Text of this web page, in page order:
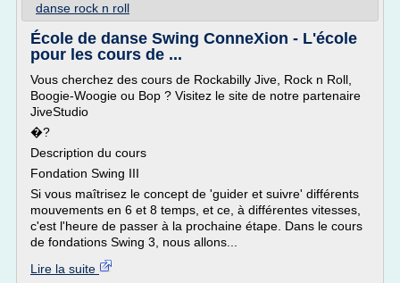
danse rock n roll
École de danse Swing ConneXion - L'école
pour les cours de ...
Vous cherchez des cours de Rockabilly Jive, Rock n Roll,
Boogie-Woogie ou Bop ? Visitez le site de notre partenaire
JiveStudio
�?
Description du cours
Fondation Swing III
Si vous maîtrisez le concept de 'guider et suivre' différents
mouvements en 6 et 8 temps, et ce, à différentes vitesses,
c'est l'heure de passer à la prochaine étape. Dans le cours
de fondations Swing 3, nous allons...
Lire la suite